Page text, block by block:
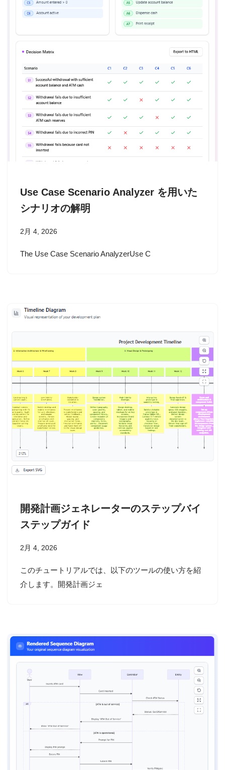
Use Case Scenario Analyzer を用いた
シナリオの解明
2月 4, 2026
The Use Case Scenario AnalyzerUse C
開発計画ジェネレーターのステップバイ
ステップガイド
2月 4, 2026
このチュートリアルでは、以下のツールの使い方を紹
介します。開発計画ジェ